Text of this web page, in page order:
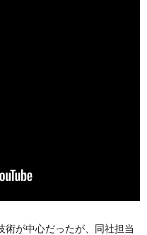
術が中心だったが、同社担当